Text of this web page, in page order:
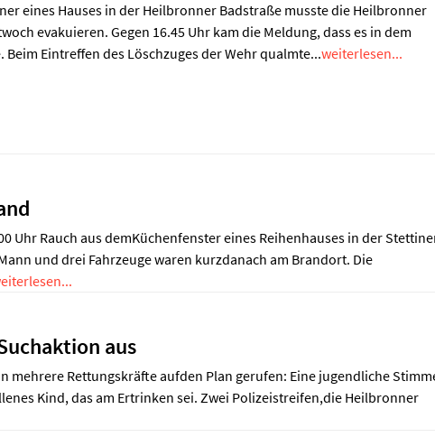
eines Hauses in der Heilbronner Badstraße musste die Heilbronner
evakuieren. Gegen 16.45 Uhr kam die Meldung, dass es in dem
Eintreffen des Löschzuges der Wehr qualmte...weiterlesen...
Uhr Rauch aus demKüchenfenster eines Reihenhauses in der
und drei Fahrzeuge waren kurzdanach am Brandort. Die
aus
mehrere Rettungskräfte aufden Plan gerufen: Eine jugendliche
Kind, das am Ertrinken sei. Zwei Polizeistreifen,die Heilbronner